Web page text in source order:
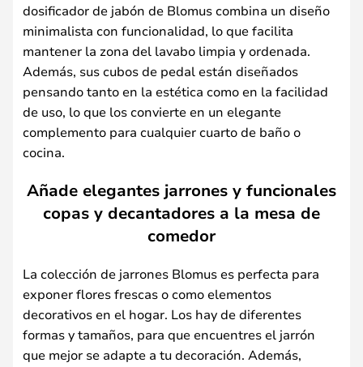
dosificador de jabón de Blomus combina un diseño
minimalista con funcionalidad, lo que facilita
mantener la zona del lavabo limpia y ordenada.
Además, sus cubos de pedal están diseñados
pensando tanto en la estética como en la facilidad
de uso, lo que los convierte en un elegante
complemento para cualquier cuarto de baño o
cocina.
Añade elegantes jarrones y funcionales
copas y decantadores a la mesa de
comedor
La colección de jarrones Blomus es perfecta para
exponer flores frescas o como elementos
decorativos en el hogar. Los hay de diferentes
formas y tamaños, para que encuentres el jarrón
que mejor se adapte a tu decoración. Además,